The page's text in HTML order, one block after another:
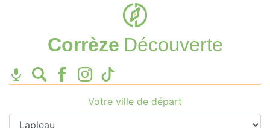
Corrèze Découverte
Votre ville de départ